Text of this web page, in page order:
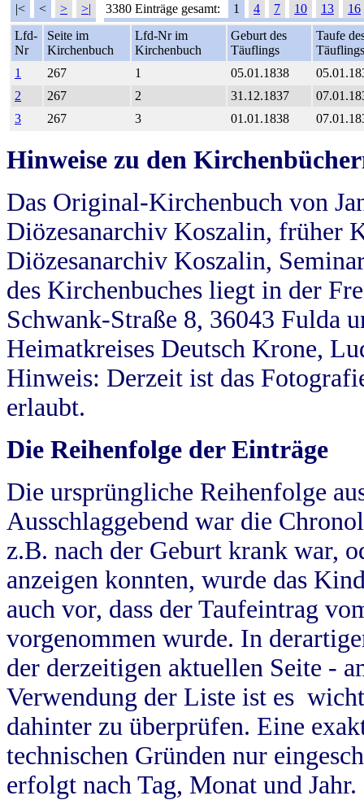
|< < > >| 3380 Einträge gesamt: 1 4 7 10 13
16
Lfd-
Nr
Seite im
Kirchenbuch
Lfd-Nr im
Kirchenbuch
Geburt des
Täuflings
Taufe
Täuflings
1
267 1 05.01.1838
2
267 2 31.12.1837
3
267 3 01.01.1838
Hinweise zu den
Das Original-Kirchenbuch von
Diözesanarchiv Koszalin, früher
Diözesanarchiv Koszalin,
des Kirchenbuches liegt in der
Schwank-Straße 8, 36043 Fulda
Heimatkreises Deutsch Krone,
Hinweis: Derzeit ist das
erlaubt.
Die Reihenfolge der Einträge
Die ursprüngliche Reihenfolge
Ausschlaggebend war die
z.B. nach der Geburt krank war,
anzeigen konnten, wurde das
auch vor, dass der Taufeintrag
vorgenommen wurde. In
der derzeitigen aktuellen Seite -
Verwendung der Liste ist es
dahinter zu überprüfen. Eine
technischen Gründen nur
erfolgt nach Tag, Monat und Jahr.